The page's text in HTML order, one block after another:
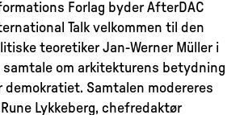
Forlag byder AfterDAC
Talk velkommen til den
teoretiker Jan-Werner Müller i
samtale om arkitekturens betydning
demokratiet. Samtalen modereres
Lykkeberg, chefredaktør